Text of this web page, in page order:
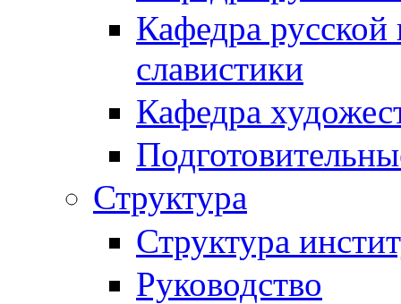
Кафедра русской
славистики
Кафедра
Структура
Структура
Руководство